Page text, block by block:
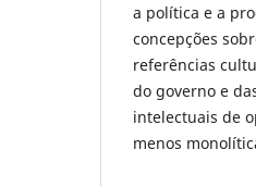
a política e a
concepções
referências
do governo e
intelectuais de
menos